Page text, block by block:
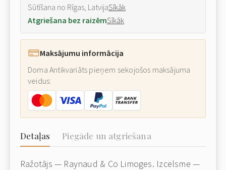
Sūtīšana no Rīgas, LatvijaSīkāk
Atgriešana bez raizēmSīkāk
Maksājumu informācija
Doma Antikvariāts pieņem sekojošos maksājuma
veidus:
Detaļas Piegāde un atgriešana
Ražotājs — Raynaud & Co Limoges. Izcelsme —